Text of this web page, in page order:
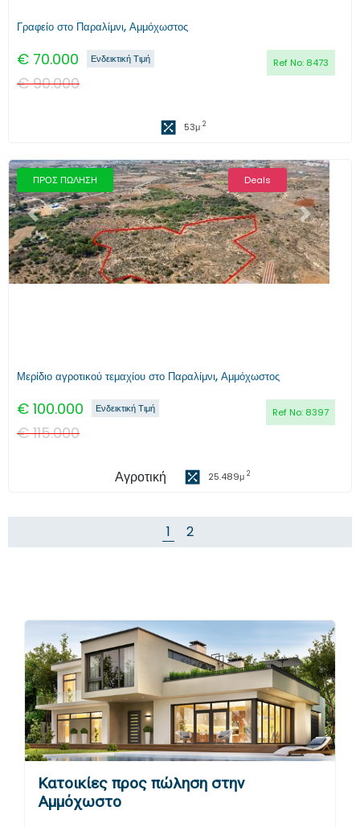
Γραφείο στο Παραλίμνι, Αμμόχωστος
€ 70.000 Ref No: 8473
Ενδεικτική Τιμή
€90.000
53μ 2
ΠΡΟΣ ΠΩΛΗΣΗ Deals
Προηγούμενο Επόμενο
Μερίδιο αγροτικού τεμαχίου στο Παραλίμνι, Αμμόχωστος
€ 100.000 Ref No: 8397
Ενδεικτική Τιμή
€115.000
Αγροτική 25.489μ 2
1 2
Κατοικίες προς πώληση στην
Αμμόχωστο